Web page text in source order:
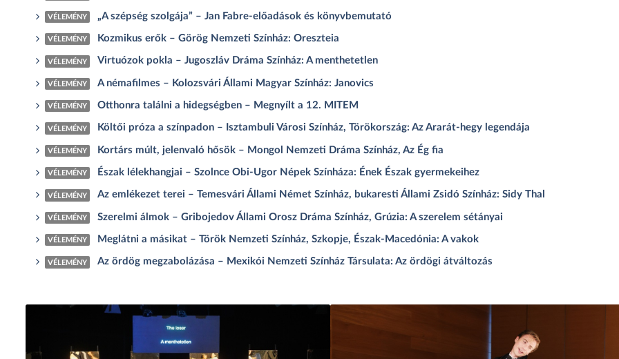
VÉLEMÉNY „A szépség szolgája” – Jan Fabre-előadások és könyvbemutató
VÉLEMÉNY Kozmikus erők – Görög Nemzeti Színház: Oreszteia
VÉLEMÉNY Virtuózok pokla – Jugoszláv Dráma Színház: A menthetetlen
VÉLEMÉNY A némafilmes – Kolozsvári Állami Magyar Színház: Janovics
VÉLEMÉNY Otthonra találni a hidegségben – Megnyílt a 12. MITEM
VÉLEMÉNY Költői próza a színpadon – Isztambuli Városi Színház, Törökország: Az Ararát-hegy legendája
VÉLEMÉNY Kortárs múlt, jelenvaló hősök – Mongol Nemzeti Dráma Színház, Az Ég fia
VÉLEMÉNY Észak lélekhangjai – Szolnce Obi-Ugor Népek Színháza: Ének Észak gyermekeihez
VÉLEMÉNY Az emlékezet terei – Temesvári Állami Német Színház, bukaresti Állami Zsidó Színház: Sidy Thal
VÉLEMÉNY Szerelmi álmok – Gribojedov Állami Orosz Dráma Színház, Grúzia: A szerelem sétányai
VÉLEMÉNY Meglátni a másikat – Török Nemzeti Színház, Szkopje, Észak-Macedónia: A vakok
VÉLEMÉNY Az ördög megzabolázása – Mexikói Nemzeti Színház Társulata: Az ördögi átváltozás